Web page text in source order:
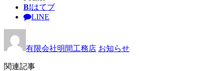
B!はてブ
LINE
有限会社明間工務店 お知らせ
関連記事